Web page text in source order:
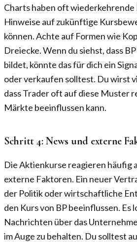
Charts haben oft wiederkehrende
Hinweise auf zukünftige
können. Achte auf Formen wie
Dreiecke. Wenn du siehst, dass
bildet, könnte das für dich ein
oder verkaufen solltest. Du wirst
dass Trader oft auf diese Muster
Märkte beeinflussen kann.
Schritt 4: News und externe
Die Aktienkurse reagieren häufig
externe Faktoren. Ein neuer
der Politik oder wirtschaftliche
den Kurs von BP beeinflussen. Es
Nachrichten über das
im Auge zu behalten. Du solltest